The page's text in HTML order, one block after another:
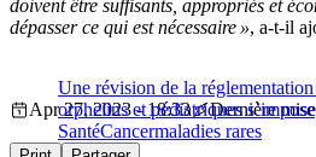
doivent être suffisants, appropriés et
dépasser ce qui est nécessaire », a-t-il
Une révision de la
orphelins et pédiatriques s’impose
Apr 27, 2023 - 18:33
Dernière
SantéCancermaladies rares